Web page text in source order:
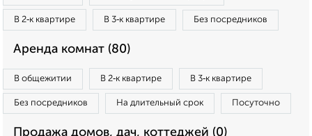
В 2‑к квартире В 3‑к квартире Без посредников
Аренда комнат (80)
В общежитии В 2‑к квартире В 3‑к квартире
Без посредников На длительный срок Посуточно
Продажа домов, дач, коттеджей (0)